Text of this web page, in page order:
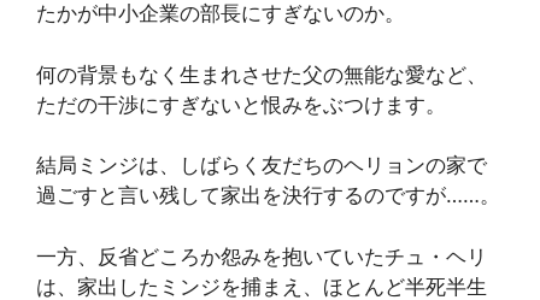
たかが中小企業の部長にすぎないのか。
何の背景もなく生まれさせた父の無能な愛など、
ただの干渉にすぎないと恨みをぶつけます。
結局ミンジは、しばらく友だちのヘリョンの家で
過ごすと言い残して家出を決行するのですが……。
一方、反省どころか怨みを抱いていたチュ・ヘリ
は、家出したミンジを捕まえ、ほとんど半死半生